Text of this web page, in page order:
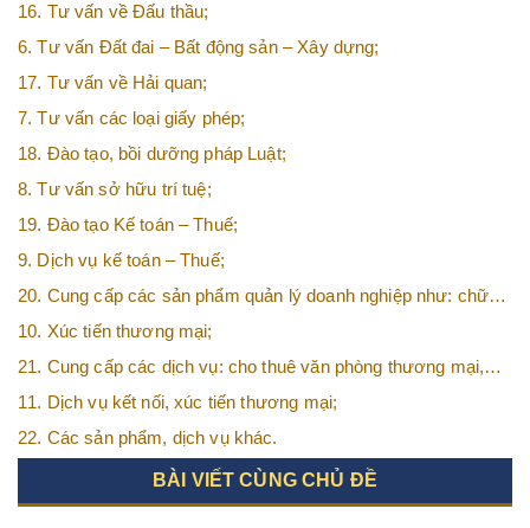
16. Tư vấn về Đấu thầu;
6. Tư vấn Đất đai – Bất động sản – Xây dựng;
17. Tư vấn về Hải quan;
7. Tư vấn các loại giấy phép;
18. Đào tạo, bồi dưỡng pháp Luật;
8. Tư vấn sở hữu trí tuệ;
19. Đào tạo Kế toán – Thuế;
9. Dịch vụ kế toán – Thuế;
20. Cung cấp các sản phẩm quản lý doanh nghiệp như: chữ
ký số, hóa đơn điện tử, BHXH,…vv
10. Xúc tiến thương mại;
21. Cung cấp các dịch vụ: cho thuê văn phòng thương mại,
văn phòng ảo, văn phòng chia sẻ…vv
11. Dịch vụ kết nối, xúc tiến thương mại;
22. Các sản phẩm, dịch vụ khác.
BÀI VIẾT CÙNG CHỦ ĐỀ